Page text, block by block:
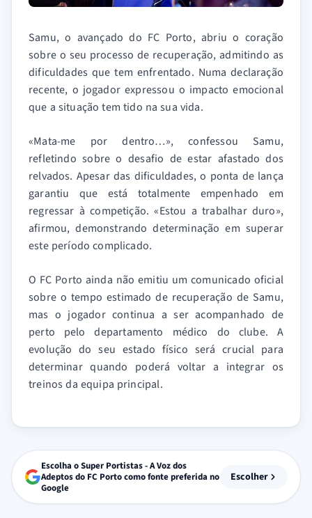
Samu, o avançado do FC Porto, abriu o coração
sobre o seu processo de recuperação, admitindo as
dificuldades que tem enfrentado. Numa declaração
recente, o jogador expressou o impacto emocional
que a situação tem tido na sua vida.
«Mata-me por dentro…», confessou Samu,
refletindo sobre o desafio de estar afastado dos
relvados. Apesar das dificuldades, o ponta de lança
garantiu que está totalmente empenhado em
regressar à competição. «Estou a trabalhar duro»,
afirmou, demonstrando determinação em superar
este período complicado.
O FC Porto ainda não emitiu um comunicado oficial
sobre o tempo estimado de recuperação de Samu,
mas o jogador continua a ser acompanhado de
perto pelo departamento médico do clube. A
evolução do seu estado físico será crucial para
determinar quando poderá voltar a integrar os
treinos da equipa principal.
Escolha o Super Portistas - A Voz dos
Adeptos do FC Porto como fonte preferida no
Google
Escolher